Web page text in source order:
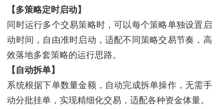
【多策略定时启动】
同时运行多个交易策略时，可以每个策略单独设置启
动时间，自由准时启动，适配不同策略交易节奏，高
效落地多套策略的运行思路。
【自动拆单】
系统根据下单数量金额，自动完成拆单操作，无需手
动分批挂单，实现精细化交易，适配各种资金体量。